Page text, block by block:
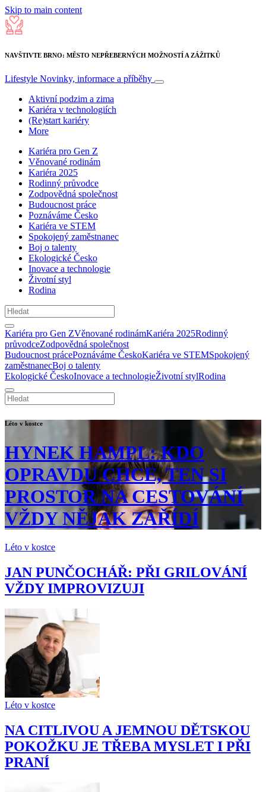
Skip to main content
NAVŠTIVTE BRNO: MĚSTO NEPŘEBERNÝCH MOŽNOSTÍ A ZÁŽITKŮ
Lifestyle Novinky, informace a příběhy
Aktivní podzim a zima
Kariéra v technologiích
(Re)start kariéry
More
Kariéra pro Gen Z
Věnované rodinám
Kariéra 2025
Rodinný průvodce
Zodpovědná společnost
Budoucnost práce
Poznáváme Česko
Kariéra ve STEM
Spokojený zaměstnanec
Boj o talenty
Ekologické Česko
Inovace a technologie
Životní styl
Rodina
Kariéra pro Gen ZVěnované rodinámKariéra 2025Rodinný
průvodceZodpovědná společnost
Budoucnost prácePoznáváme ČeskoKariéra ve STEMSpokojený
zaměstnanecBoj o talenty
Ekologické ČeskoInovace a technologieŽivotní stylRodina
Léto v kostce
HYNEK HAMPL: KDO
OPRAVDU CHCE, TEN SI
PROSTOR NA CESTOVÁNÍ
VŽDY NĚJAK ZAŘÍDÍ
Léto v kostce
JAN PUNČOCHÁŘ: PŘI GRILOVÁNÍ
VŽDY IMPROVIZUJI
Léto v kostce
NA CITLIVOU A JEMNOU DĚTSKOU
POKOŽKU JE TŘEBA MYSLET I PŘI
PRANÍ